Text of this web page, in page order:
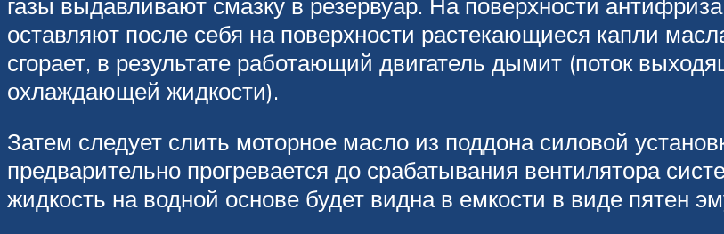
оставляют после себя на поверхности растекающиеся капли
сгорает, в результате работающий двигатель дымит (поток
охлаждающей жидкости).
Затем следует слить моторное масло из поддона силовой
предварительно прогревается до срабатывания вентилятора
жидкость на водной основе будет видна в емкости в виде пятен